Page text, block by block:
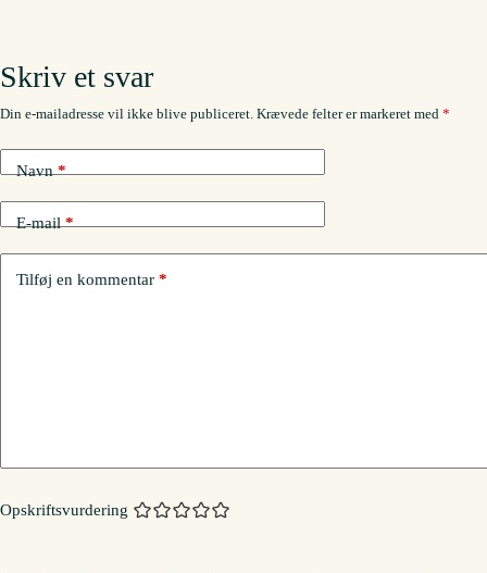
Skriv et svar
Din e-mailadresse vil ikke blive publiceret. Krævede felter er markeret med *
Navn*
E-mail*
Tilføj en kommentar *
Opskriftsvurdering